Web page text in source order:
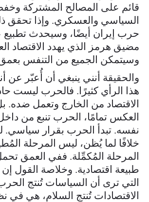
قائم على المصالح المشتركة
السياسي والعسكري. وإذا تحقق
حرب إيران أيضًا، وسيحدث تطبيع
مضيق هرمز الذي يهدد الاقتصاد
وسيتمكن الجميع من التنفس
والحقيقة أنني ينبغي أن أُعبّر عن
هذا الرأي كثيرًا. فالحرب ليست
الاقتصاد من الخارج وتعمل ضده.
العكس تمامًا، الحرب تنبع من
نفسه. تبدأ الحرب بقرار سياسي.
خلافًا لما يُظن، ليس المرحلة
المرحلة المُكمِّلة. ففي العمق
طبيعة اقتصادية. وخلاصة القول
التي ترى أن السياسات تُنتج الحرب
الاقتصادات تُنتج السلام، هي